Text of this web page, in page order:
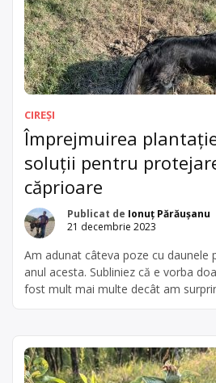
CIREȘI
Împrejmuirea
soluții pentru
căprioare
Publicat de Ionuț Părăușanu
21 decembrie 2023
Am adunat câteva poze cu daunele
anul acesta. Subliniez că e vorba
fost mult mai multe decât am